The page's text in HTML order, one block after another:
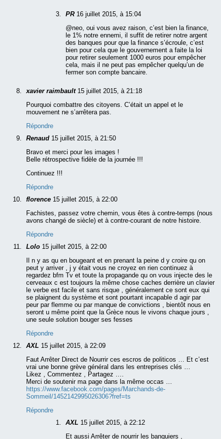
PR 16 juillet 2015, à 15:04
@neo, oui vous avez raison, c’est bien la finance,
le 1% notre ennemi, il suffit de retirer notre argent
des banques pour que la finance s’écroule, c’est
bien pour cela que le gouvernement a faite la loi
pour retirer seulement 1000 euros pour empêcher
cela, mais il ne peut pas empêcher quelqu’un de
fermer son compte bancaire.
xavier raimbault 15 juillet 2015, à 21:18
Pourquoi combattre des citoyens. C’était un appel et le
mouvement ne s’arrêtera pas.
Répondre
Renaud 15 juillet 2015, à 21:50
Bravo et merci pour les images !
Belle rétrospective fidèle de la journée !!!
Continuez !!!
Répondre
florence 15 juillet 2015, à 22:00
Fachistes, passez votre chemin, vous êtes à contre-temps (nous
avons changé de siècle) et à contre-courant de notre histoire.
Répondre
Lolo 15 juillet 2015, à 22:00
Il n y as qu en bougeant et en prenant la peine d y croire qu on
peut y arriver , j y était vous ne croyez en rien continuez à
regardez bfm Tv et toute la propagande qu on vous injecte des le
cerveaux c est toujours la même chose caches derrière un clavier
le verbe est facile et sans risque , généralement ce sont eux qui
se plaignent du système et sont pourtant incapable d agir par
peur par flemme ou par manque de convictions , bientôt nous en
seront u même point que la Grèce nous le vivons chaque jours ,
une seule solution bouger ses fesses
Répondre
AXL 15 juillet 2015, à 22:09
Faut Arrêter Direct de Nourrir ces escros de politicos … Et c’est
vrai une bonne grève général dans les entreprises clés …
Likez , Commentez , Partagez ….
Merci de soutenir ma page dans la même occas …
https://www.facebook.com/pages/Marchands-de-
Sommeil/1452142995026306?fref=ts
Répondre
AXL 15 juillet 2015, à 22:12
Et aussi Arrêter de nourrir les banquiers ,